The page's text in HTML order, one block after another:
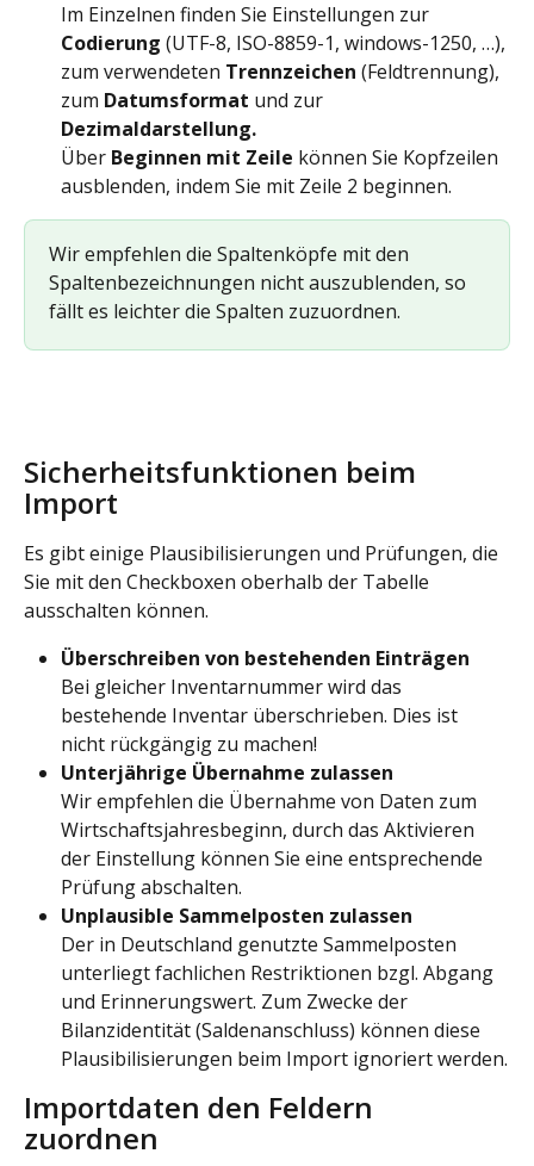
Im Einzelnen finden Sie Einstellungen zur
Codierung (UTF-8, ISO-8859-1, windows-1250, …),
zum verwendeten Trennzeichen (Feldtrennung),
zum Datumsformat und zur
Dezimaldarstellung.
Über Beginnen mit Zeile können Sie Kopfzeilen
ausblenden, indem Sie mit Zeile 2 beginnen.
Wir empfehlen die Spaltenköpfe mit den
Spaltenbezeichnungen nicht auszublenden, so
fällt es leichter die Spalten zuzuordnen.
Sicherheitsfunktionen beim
Import
Es gibt einige Plausibilisierungen und Prüfungen, die
Sie mit den Checkboxen oberhalb der Tabelle
ausschalten können.
Überschreiben von bestehenden Einträgen
Bei gleicher Inventarnummer wird das
bestehende Inventar überschrieben. Dies ist
nicht rückgängig zu machen!
Unterjährige Übernahme zulassen
Wir empfehlen die Übernahme von Daten zum
Wirtschaftsjahresbeginn, durch das Aktivieren
der Einstellung können Sie eine entsprechende
Prüfung abschalten.
Unplausible Sammelposten zulassen
Der in Deutschland genutzte Sammelposten
unterliegt fachlichen Restriktionen bzgl. Abgang
und Erinnerungswert. Zum Zwecke der
Bilanzidentität (Saldenanschluss) können diese
Plausibilisierungen beim Import ignoriert werden.
Importdaten den Feldern
zuordnen